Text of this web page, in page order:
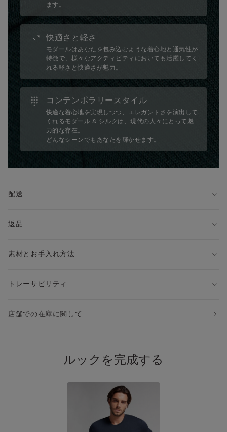
ます。
快適さと軽さ
モダールはあなたを包み込むような着心地と通気性が
特徴で、様々なアクティビティにおいても活躍してく
れる軽さと快適さが魅力。
コンテンポラリースタイル
快適な着心地を実現しつつ、エレガントさを演出して
くれるモダール & シルクは、現代の人々にとって魅
力的な存在。
どんなシーンでもあなたを輝かせます。
配送
返品
素材とお手入れ方法
トレーサビリティ
店舗での在庫に関して
ルックを完成する